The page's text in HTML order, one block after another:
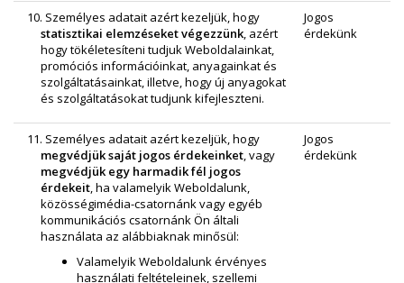
10. Személyes adatait azért kezeljük, hogy
statisztikai elemzéseket végezzünk, azért
hogy tökéletesíteni tudjuk Weboldalainkat,
promóciós információinkat, anyagainkat és
szolgáltatásainkat, illetve, hogy új anyagokat
és szolgáltatásokat tudjunk kifejleszteni.
Jogos
érdekünk
11. Személyes adatait azért kezeljük, hogy
megvédjük saját jogos érdekeinket, vagy
megvédjük egy harmadik fél jogos
érdekeit, ha valamelyik Weboldalunk,
közösségimédia-csatornánk vagy egyéb
kommunikációs csatornánk Ön általi
használata az alábbiaknak minősül:
Valamelyik Weboldalunk érvényes
használati feltételeinek, szellemi
Jogos
érdekünk